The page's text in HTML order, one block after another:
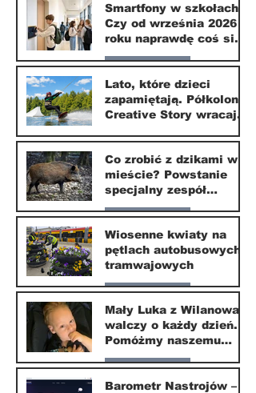
1 lip
Smartfony w szkołach.
Czy od września 2026
roku naprawdę coś się
zmieni?
Nasze miasto
1 lip
Lato, które dzieci
zapamiętają. Półkolonie
Creative Story wracają
20 kwi
Co zrobić z dzikami w
mieście? Powstanie
specjalny zespół
ekspertów
Nasze miasto
20 kwi
Wiosenne kwiaty na
pętlach autobusowych i
tramwajowych
Nasze miasto
20 kwi
Mały Luka z Wilanowa
walczy o każdy dzień.
Pomóżmy naszemu
małemu sąsiadowi
odzyskać dzieciństwo
Nasze miasto
Barometr Nastrojów –